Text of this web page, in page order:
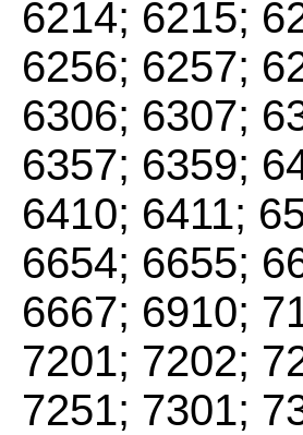
6214; 6215;
6256; 6257;
6306; 6307;
6357; 6359;
6410; 6411;
6654; 6655;
6667; 6910;
7201; 7202;
7251; 7301;